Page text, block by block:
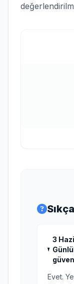
3
Evet.